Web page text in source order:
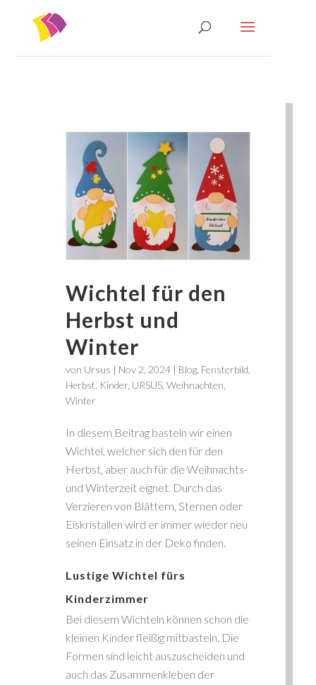
Wichtel für den
Herbst und
Winter
von Ursus | Nov 2, 2024| Blog, Fensterbild
Herbst Kinder, URSUS, Weihnachten
Winter
In diesem Beitrag basteln wir einen
Wichtel, welcher sich den für den
Herbst, aber auch für die Weihnachts-
und Winterzeit eignet. Durch das
Verzieren von Blättern, Sternen oder
Eiskristallen wird er immer wieder neu
seinen Einsatz in der Deko finden.
Lustige Wichtel fürs
Kinderzimmer
Bei diesem Wichteln können schon die
kleinen Kinder fleißig mitbasteln. Die
Formen sind leicht auszuscheiden und
auch das Zusammenkleben der